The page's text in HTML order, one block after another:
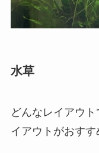
水草
どんなレイアウ
イアウトがおすす